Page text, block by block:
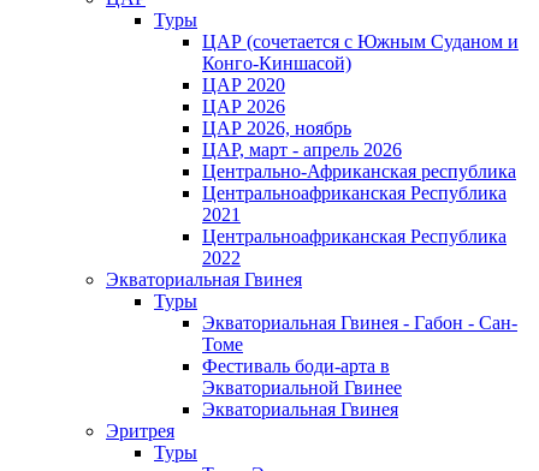
Туры
ЦАР (сочетается с Южным Суданом и
Конго-Киншасой)
ЦАР 2020
ЦАР 2026
ЦАР 2026, ноябрь
ЦАР, март - апрель 2026
Центрально-Африканская республика
Центральноафриканская Республика
2021
Центральноафриканская Республика
2022
Экваториальная Гвинея
Туры
Экваториальная Гвинея - Габон - Сан-
Томе
Фестиваль боди-арта в
Экваториальной Гвинее
Экваториальная Гвинея
Эритрея
Туры